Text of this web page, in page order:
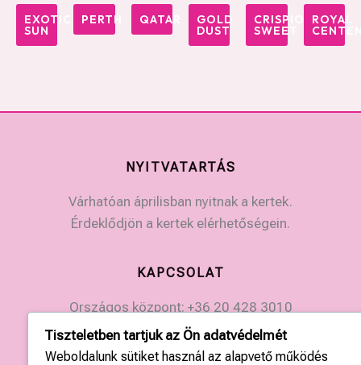
EXOTIC
SUN
PERTH QATAR GOLD
DUST
CRISPION
SWEET
ROYAL
NYITVATARTÁS
Várhatóan áprilisban nyitnak a kertek.
Érdeklődjön a kertek elérhetőségein.
KAPCSOLAT
Országos központ: +36 20 428 3010
kapcsolat@tulipgarden.hu
Tiszteletben tartjuk az Ön adatvédelmét
Weboldalunk sütiket használ az alapvető működés